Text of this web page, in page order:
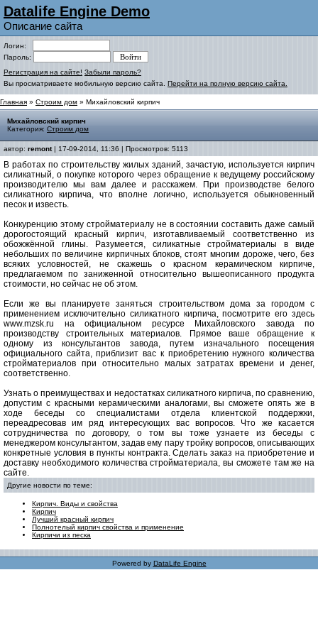
Datalife Engine Demo
Описание сайта
Логин:
Пароль:
Регистрация на сайте! Забыли пароль?
Вы просматриваете мобильную версию сайта. Перейти на полную версию сайта.
Главная » Строим дом » Михайловский кирпич
Михайловский кирпич
Категория: Строим дом
автор: remont| 17-09-2014, 11:36 | Просмотров: 5113
В работах по строительству жилых зданий, зачастую, используется кирпич
силикатный, о покупке которого через обращение к ведущему российскому
производителю мы вам далее и расскажем. При производстве белого
силикатного кирпича, что вполне логично, используется обыкновенный
песок и известь.
Конкуренцию этому стройматериалу не в состоянии составить даже самый
дорогостоящий красный кирпич, изготавливаемый соответственно из
обожжённой глины. Разумеется, силикатные стройматериалы в виде
небольших по величине кирпичных блоков, стоят многим дороже, чего, без
всяких условностей, не скажешь о красном керамическом кирпиче,
предлагаемом по заниженной относительно вышеописанного продукта
стоимости, но сейчас не об этом.
Если же вы планируете заняться строительством дома за городом с
применением исключительно силикатного кирпича, посмотрите его здесь
www.mzsk.ru на официальном ресурсе Михайловского завода по
производству строительных материалов. Прямое ваше обращение к
одному из консультантов завода, путем изначального посещения
официального сайта, приблизит вас к приобретению нужного количества
стройматериалов при относительно малых затратах времени и денег,
соответственно.
Узнать о преимуществах и недостатках силикатного кирпича, по сравнению,
допустим с красными керамическими аналогами, вы сможете опять же в
ходе беседы со специалистами отдела клиентской поддержки,
переадресовав им ряд интересующих вас вопросов. Что же касается
сотрудничества по договору, о том вы тоже узнаете из беседы с
менеджером консультантом, задав ему пару тройку вопросов, описывающих
конкретные условия в пункты контракта. Сделать заказ на приобретение и
доставку необходимого количества стройматериала, вы сможете там же на
сайте.
Другие новости по теме:
Кирпич. Виды и свойства
Кирпич
Лучший красный кирпич
Полнотелый кирпич свойства и применение
Кирпичи из песка
Powered by DataLife Engine